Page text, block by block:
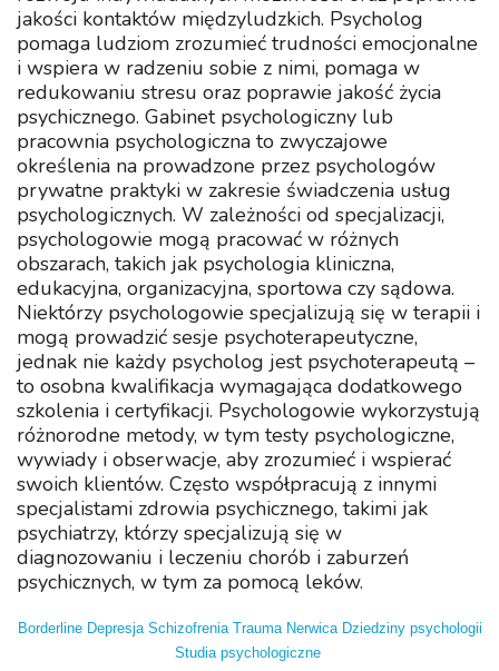
jakości kontaktów międzyludzkich. Psycholog
pomaga ludziom zrozumieć trudności emocjonalne
i wspiera w radzeniu sobie z nimi, pomaga w
redukowaniu stresu oraz poprawie jakość życia
psychicznego. Gabinet psychologiczny lub
pracownia psychologiczna to zwyczajowe
określenia na prowadzone przez psychologów
prywatne praktyki w zakresie świadczenia usług
psychologicznych. W zależności od specjalizacji,
psychologowie mogą pracować w różnych
obszarach, takich jak psychologia kliniczna,
edukacyjna, organizacyjna, sportowa czy sądowa.
Niektórzy psychologowie specjalizują się w terapii i
mogą prowadzić sesje psychoterapeutyczne,
jednak nie każdy psycholog jest psychoterapeutą –
to osobna kwalifikacja wymagająca dodatkowego
szkolenia i certyfikacji. Psychologowie wykorzystują
różnorodne metody, w tym testy psychologiczne,
wywiady i obserwacje, aby zrozumieć i wspierać
swoich klientów. Często współpracują z innymi
specjalistami zdrowia psychicznego, takimi jak
psychiatrzy, którzy specjalizują się w
diagnozowaniu i leczeniu chorób i zaburzeń
psychicznych, w tym za pomocą leków.
Borderline Depresja Schizofrenia Trauma Nerwica Dziedziny psychologii
Studia psychologiczne